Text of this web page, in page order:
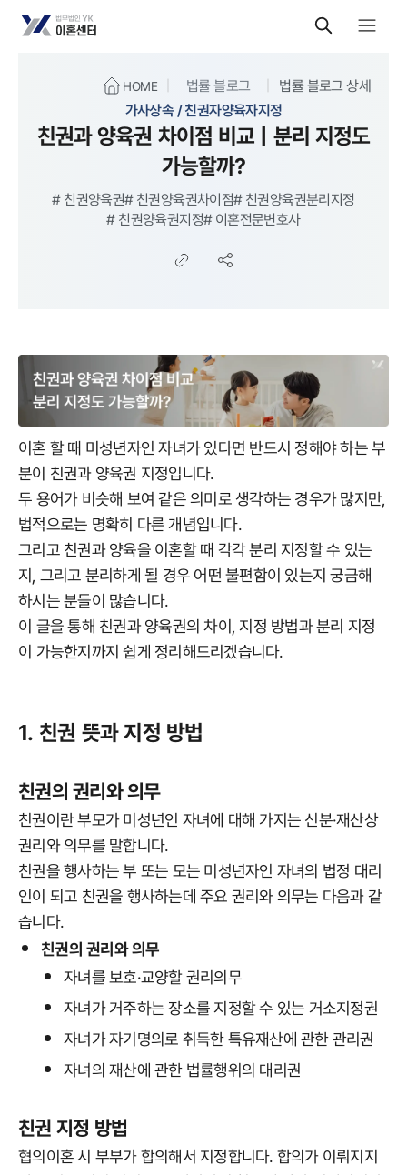
HOME 법률 블로그
법률 블로그 상세
가사상속 / 친권자양육자지정
친권과 양육권 차이점 비교 | 분리 지정도
가능할까?
#친권양육권#친권양육권차이점#친권양육권분리지정
#친권양육권지정#이혼전문변호사
이혼 할 때 미성년자인 자녀가 있다면 반드시 정해야 하는 부
분이 친권과 양육권 지정입니다.
두 용어가 비슷해 보여 같은 의미로 생각하는 경우가 많지만,
법적으로는 명확히 다른 개념입니다.
그리고 친권과 양육을 이혼할 때 각각 분리 지정할 수 있는
지, 그리고 분리하게 될 경우 어떤 불편함이 있는지 궁금해
하시는 분들이 많습니다.
이 글을 통해 친권과 양육권의 차이, 지정 방법과 분리 지정
이 가능한지까지 쉽게 정리해드리겠습니다.
1. 친권 뜻과 지정 방법
친권의 권리와 의무
친권이란 부모가 미성년인 자녀에 대해 가지는 신분·재산상
권리와 의무를 말합니다.
친권을 행사하는 부 또는 모는 미성년자인 자녀의 법정 대리
인이 되고 친권을 행사하는데 주요 권리와 의무는 다음과 같
습니다.
친권의 권리와 의무
자녀를 보호·교양할 권리의무
자녀가 거주하는 장소를 지정할 수 있는 거소지정권
자녀가 자기명의로 취득한 특유재산에 관한 관리권
자녀의 재산에 관한 법률행위의 대리권
친권 지정 방법
협의이혼 시 부부가 합의해서 지정합니다. 합의가 이뤄지지